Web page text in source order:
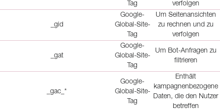
Tag
verfolgen
_gid
Google-
Global-Site-
Tag
Um Seitenansichten
zu rechnen und zu
verfolgen
_gat
Google-
Global-Site-
Tag
Um Bot-Anfragen zu
filtrieren
_gac_*
Google-
Global-Site-
Tag
Enthält
kampagnenbezogene
Daten, die den Nutzer
betreffen